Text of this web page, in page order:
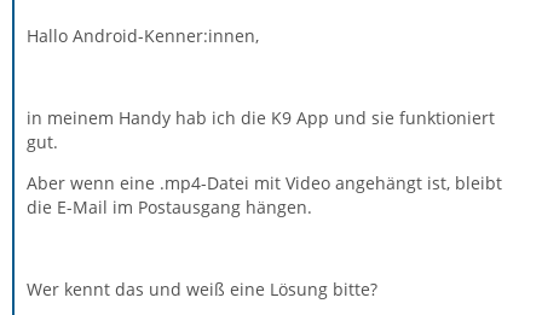
Hallo Android-Kenner:innen,
in meinem Handy hab ich die K9 App und sie funktioniert
gut.
Aber wenn eine .mp4-Datei mit Video angehängt ist, bleibt
die E-Mail im Postausgang hängen.
Wer kennt das und weiß eine Lösung bitte?